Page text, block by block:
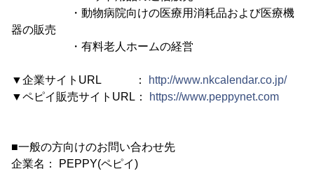
・動物病院向けの医療用消耗品および医療機
器の販売
・有料老人ホームの経営
▼企業サイトURL ：
http://www.nkcalendar.co.jp/
▼ペピイ販売サイトURL：
https://www.peppynet.com
■一般の方向けのお問い合わせ先
企業名： PEPPY(ペピイ)